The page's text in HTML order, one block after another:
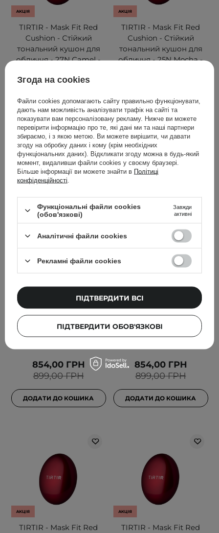
АКЦІЯ
TIRTIR - Mask Fit Red
Cushion - Стійкий
тональний кушон для
обличчя - 27N Camel -
899,00 ГРН
854,00 ГРН
ДОДАТИ ДО КОШИКА
АКЦІЯ
TIRTIR - Mask Fit Red
Cushion - Стійкий
тональний кушон для
обличчя - 25N Mocha -
899,00 ГРН
854,00 ГРН
ДОДАТИ ДО КОШИКА
АКЦІЯ
Cushion - Стійкий
тональний кушон для
обличчя - 29N Natural
899,00 ГРН
854,00 ГРН
ДОДАТИ ДО КОШИКА
АКЦІЯ
Cushion - Стійкий
тональний кушон для
обличчя - 15C Fair
899,00 ГРН
854,00 ГРН
ДОДАТИ ДО КОШИКА
АКЦІЯ
TIRTIR - Mask Fit Red
АКЦІЯ
TIRTIR - Mask Fit Red
Згода на cookies
Файли cookies допомагають сайту правильно функціонувати,
дають нам можливість аналізувати трафік на сайті та
показувати вам персоналізовану рекламу. Нижче ви можете
перевірити інформацію про те, які дані ми та наші партнери
збираємо, і з якою метою. Ви можете вирішити, чи давати
згоду на обробку даних і кому (крім необхідних
функціональних даних). Відкликати згоду можна в будь-який
момент, видаливши файли cookies у своєму браузері.
Більше інформації ви можете знайти в Політиці
конфіденційності
Функціональні файли cookies
(обов'язкові)
Завжди
активні
Аналітичні файли cookies
Рекламні файли cookies
ПІДТВЕРДИТИ ОБОВ'ЯЗКОВІ
ПІДТВЕРДИТИ ВСІ